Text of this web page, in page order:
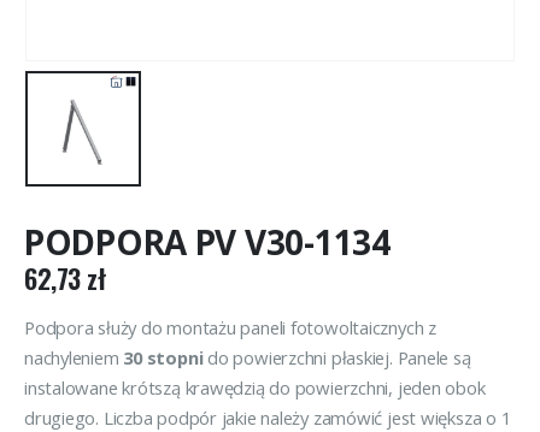
PODPORA PV V30-1134
62,73zł
Podpora służy do montażu paneli fotowoltaicznych z
nachyleniem 30 stopnido powierzchni płaskiej. Panele są
instalowane krótszą krawędzią do powierzchni, jeden obok
drugiego. Liczba podpór jakie należy zamówić jest większa o 1